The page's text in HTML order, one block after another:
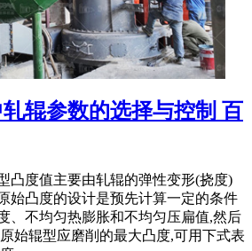
辊参数的选择与控制 百
凸度值主要由轧辊的弹性变形(挠度)
始凸度的设计是预先计算一定的条件
、不均匀热膨胀和不均匀压扁值,然后
始辊型应磨削的最大凸度,可用下式表